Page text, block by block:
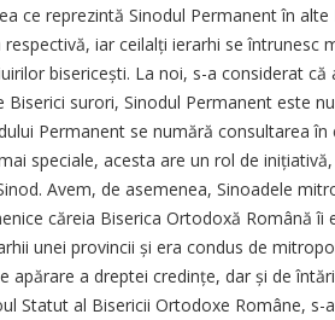
ce reprezintă Sinodul Permanent în
iar cei­lalți ierarhi se întrunesc
biseri­cești. La noi, s-a considerat că
surori, Sinodul Permanent este
Permanent se numără consultarea în
speciale, acesta are un rol de
Avem, de asemenea, Sinoadele
căreia Biserica Ortodoxă Română îi
unei provincii și era condus de
apărare a dreptei credințe, dar și de
Statut al Bisericii Ortodoxe Române,